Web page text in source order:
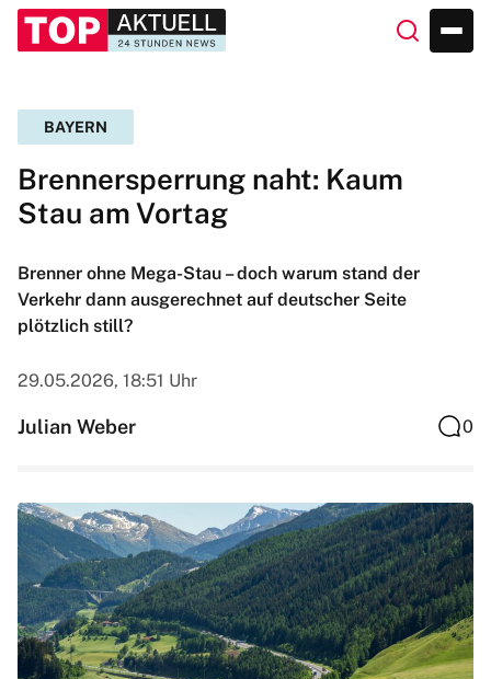
BAYERN
Brennersperrung naht: Kaum
Stau am Vortag
Brenner ohne Mega-Stau – doch warum stand der
Verkehr dann ausgerechnet auf deutscher Seite
plötzlich still?
29.05.2026, 18:51 Uhr
Julian Weber 0